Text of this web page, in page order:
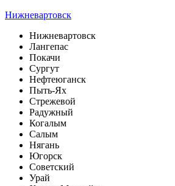
Нижневартовск
Нижневартовск
Лангепас
Покачи
Сургут
Нефтеюганск
Пыть-Ях
Стрежевой
Радужный
Когалым
Салым
Нягань
Югорск
Советский
Урай